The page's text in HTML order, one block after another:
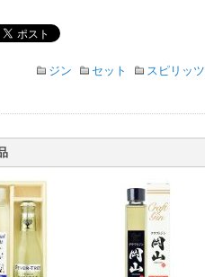
ジン セット スピリッツ